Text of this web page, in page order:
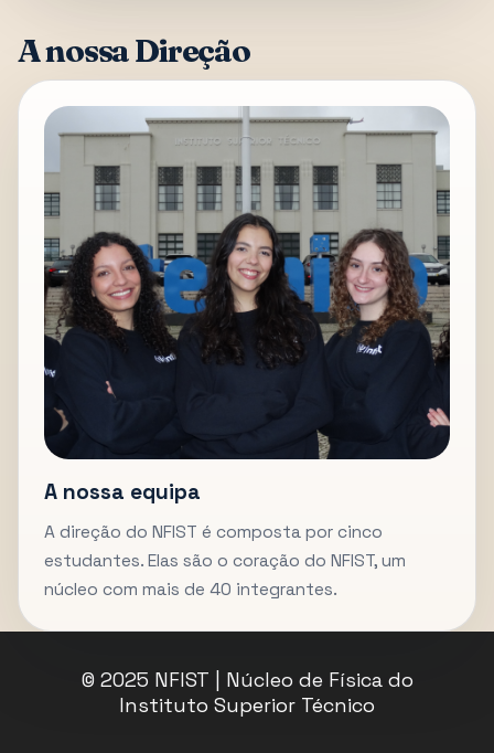
A nossa Direção
A nossa equipa
A direção do NFIST é composta por cinco
estudantes. Elas são o coração do NFIST, um
núcleo com mais de 40 integrantes.
© 2025 NFIST | Núcleo de Física do
Instituto Superior Técnico